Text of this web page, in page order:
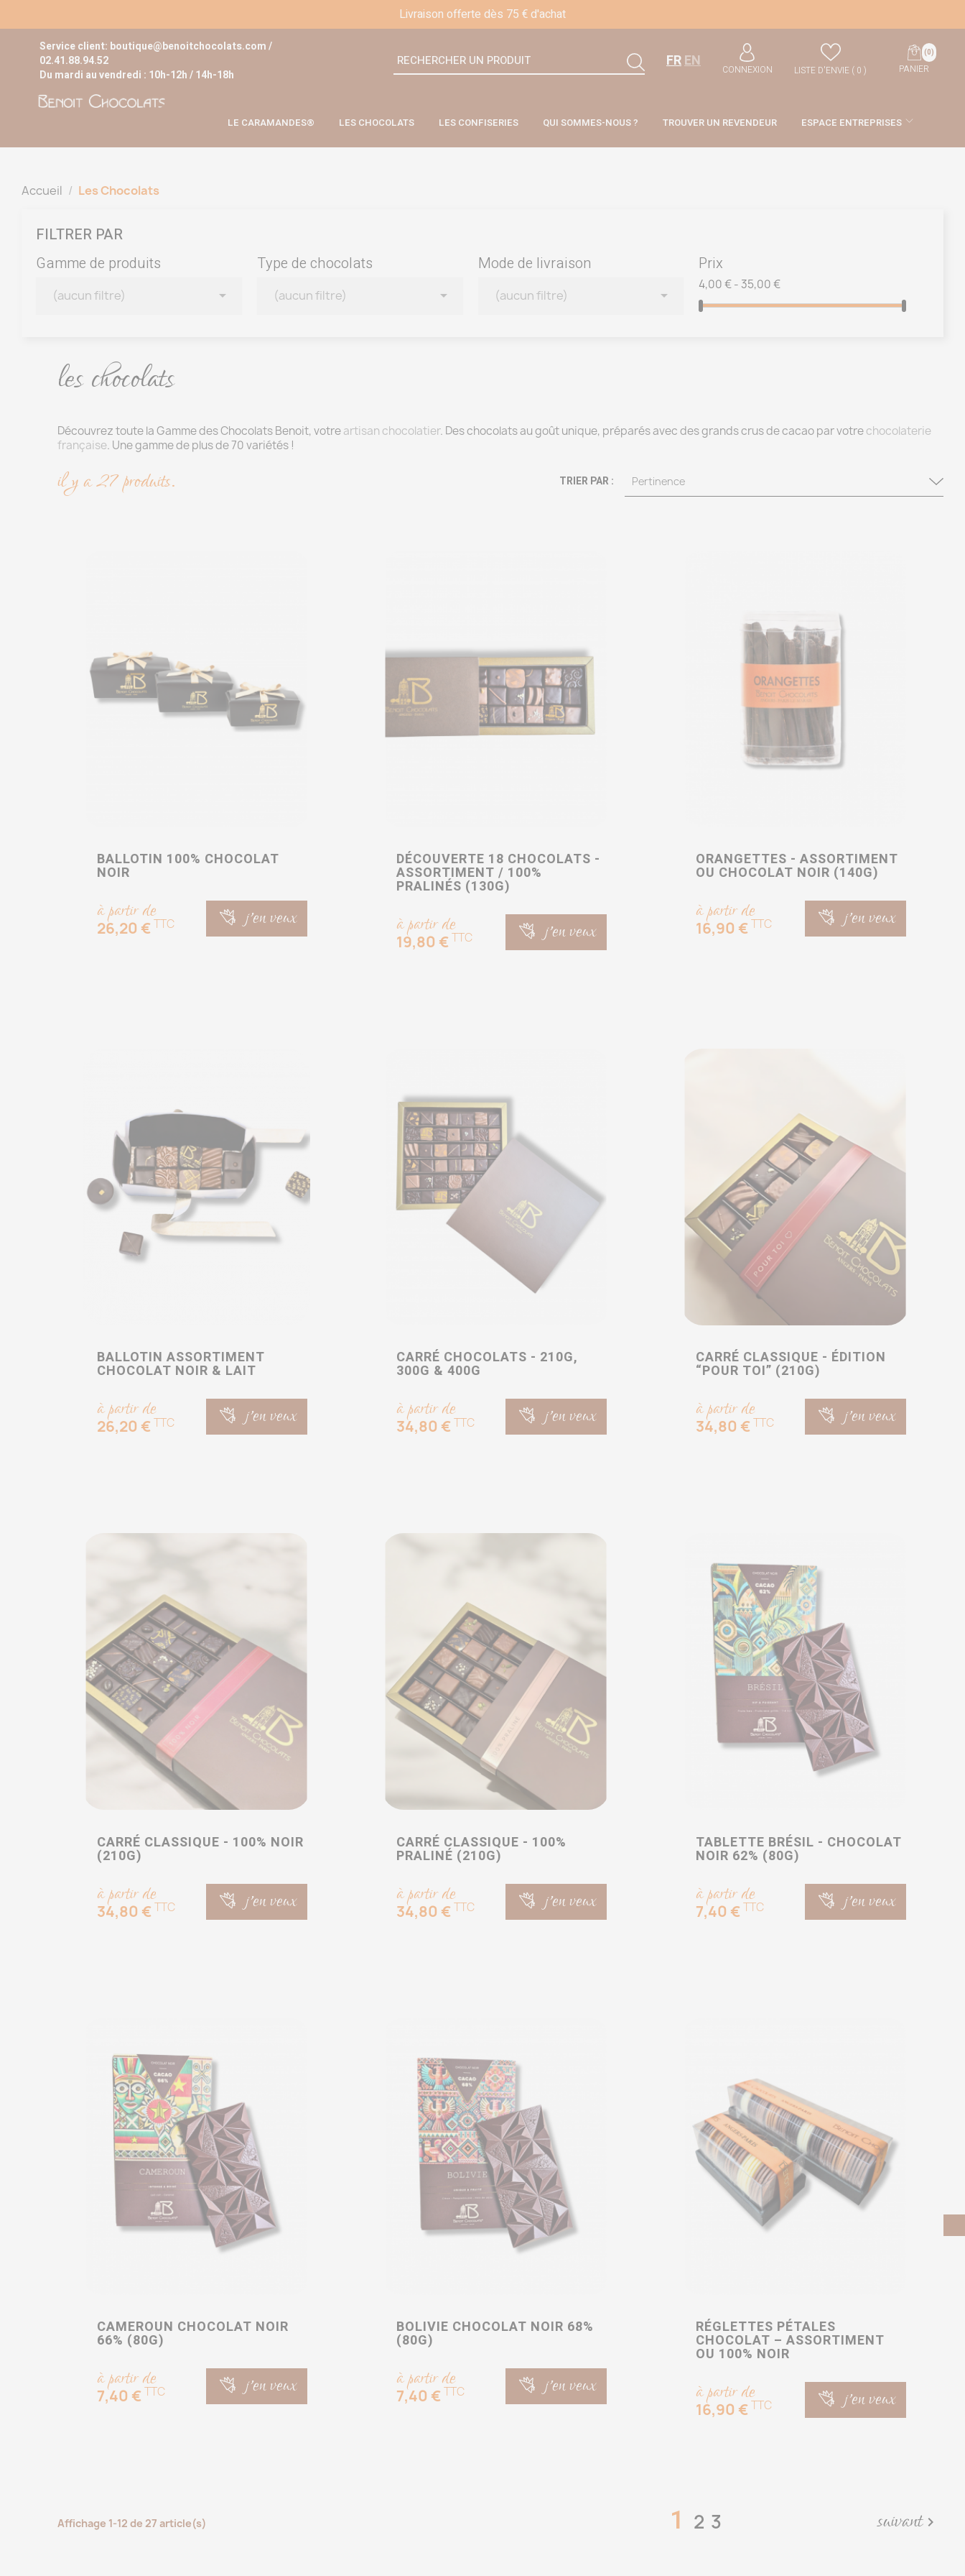
Livraison offerte dès 75 € d'achat
Service client: boutique@benoitchocolats.com/
02.41.88.94.52
Du mardi au vendredi : 10h-12h / 14h-18h
FREN CONNEXION LISTE D'ENVIE ( 0 ) PANIER
(0)
LE CARAMANDES® LES CHOCOLATS LES CONFISERIES QUI SOMMES-NOUS ? TROUVER UN REVENDEUR ESPACE ENTREPRISES
Accueil Les Chocolats
FILTRER PAR
Gamme de produits
(aucun filtre) 
Type de chocolats
(aucun filtre) 
Mode de livraison
(aucun filtre) 
Prix
4,00 € - 35,00 €
les chocolats
Découvrez toute la Gamme des Chocolats Benoit, votreartisan chocolatier. Des chocolats au goût unique, préparés avec des grands crus de cacao par votrechocolaterie
française. Une gamme de plus de 70 variétés !
il y a 27 produits. TRIER PAR : Pertinence
à partir de
26,20 €TTC
BALLOTIN 100% CHOCOLAT
NOIR
j'en veux à partir de
19,80 €TTC
DÉCOUVERTE 18 CHOCOLATS -
ASSORTIMENT / 100%
PRALINÉS (130G)
j'en veux
à partir de
16,90 € TTC
ORANGETTES - ASSORTIMENT
OU CHOCOLAT NOIR (140G)
j'en veux
à partir de
26,20 €TTC
BALLOTIN ASSORTIMENT
CHOCOLAT NOIR & LAIT
j'en veux à partir de
34,80 €TTC
CARRÉ CHOCOLATS - 210G,
300G & 400G
j'en veux à partir de
34,80 € TTC
CARRÉ CLASSIQUE - ÉDITION
“POUR TOI” (210G)
j'en veux
à partir de
34,80 €TTC
CARRÉ CLASSIQUE - 100% NOIR
(210G)
j'en veux à partir de
34,80 €TTC
CARRÉ CLASSIQUE - 100%
PRALINÉ (210G)
j'en veux à partir de
7,40 € TTC
TABLETTE BRÉSIL - CHOCOLAT
NOIR 62% (80G)
j'en veux
à partir de
7,40 €TTC
CAMEROUN CHOCOLAT NOIR
66% (80G)
j'en veux à partir de
7,40 €TTC
BOLIVIE CHOCOLAT NOIR 68%
(80G)
j'en veux à partir de
16,90 € TTC
RÉGLETTES PÉTALES
CHOCOLAT – ASSORTIMENT
OU 100% NOIR
j'en veux
Affichage 1-12 de 27 article(s) 1 2 3 suivant